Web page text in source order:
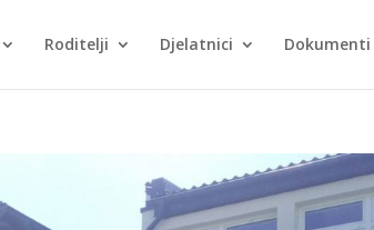
Roditelji Djelatnici Dokumenti